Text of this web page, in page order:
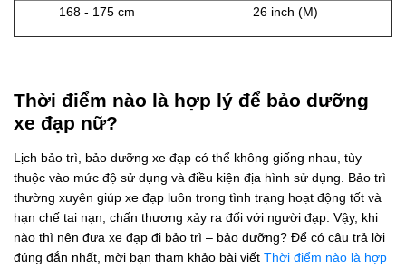
168 - 175 cm 26 inch (M)
Thời điểm nào là hợp lý để bảo dưỡng
xe đạp nữ?
Lịch bảo trì, bảo dưỡng xe đạp có thể không giống nhau, tùy
thuộc vào mức độ sử dụng và điều kiện địa hình sử dụng. Bảo trì
thường xuyên giúp xe đạp luôn trong tình trạng hoạt động tốt và
hạn chế tai nạn, chấn thương xảy ra đối với người đạp. Vậy, khi
nào thì nên đưa xe đạp đi bảo trì – bảo dưỡng? Để có câu trả lời
đúng đắn nhất, mời bạn tham khảo bài viết Thời điểm nào là hợp